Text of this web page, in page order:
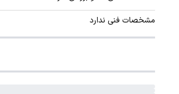
مشخصات فنی ندارد